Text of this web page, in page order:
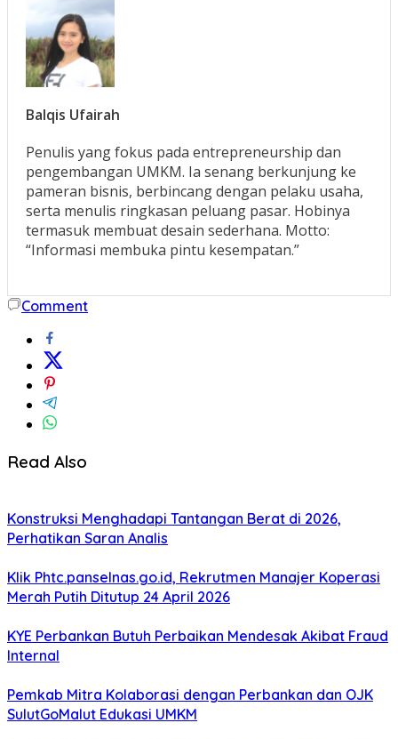
Balqis Ufairah
Penulis yang fokus pada entrepreneurship dan
pengembangan UMKM. Ia senang berkunjung ke
pameran bisnis, berbincang dengan pelaku usaha,
serta menulis ringkasan peluang pasar. Hobinya
termasuk membuat desain sederhana. Motto:
“Informasi membuka pintu kesempatan.”
Comment
Read Also
Konstruksi Menghadapi Tantangan Berat di 2026,
Perhatikan Saran Analis
Klik Phtc.panselnas.go.id, Rekrutmen Manajer Koperasi
Merah Putih Ditutup 24 April 2026
KYE Perbankan Butuh Perbaikan Mendesak Akibat Fraud
Internal
Pemkab Mitra Kolaborasi dengan Perbankan dan OJK
SulutGoMalut Edukasi UMKM